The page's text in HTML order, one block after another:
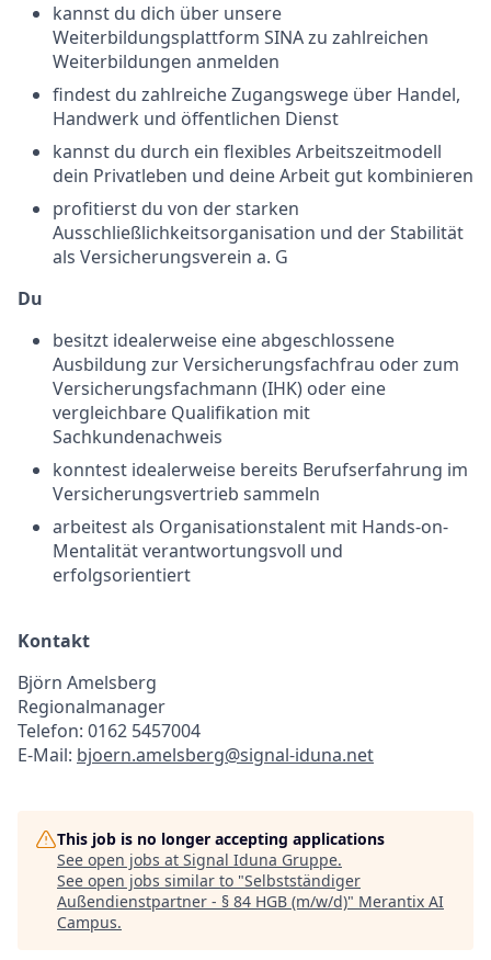
kannst du dich über unsere
Weiterbildungsplattform SINA zu zahlreichen
Weiterbildungen anmelden
findest du zahlreiche Zugangswege über Handel,
Handwerk und öffentlichen Dienst
kannst du durch ein flexibles Arbeitszeitmodell
dein Privatleben und deine Arbeit gut kombinieren
profitierst du von der starken
Ausschließlichkeitsorganisation und der Stabilität
als Versicherungsverein a. G
Du
besitzt idealerweise eine abgeschlossene
Ausbildung zur Versicherungsfachfrau oder zum
Versicherungsfachmann (IHK) oder eine
vergleichbare Qualifikation mit
Sachkundenachweis
konntest idealerweise bereits Berufserfahrung im
Versicherungsvertrieb sammeln
arbeitest als Organisationstalent mit Hands-on-
Mentalität verantwortungsvoll und
erfolgsorientiert
Kontakt
Björn Amelsberg
Regionalmanager
Telefon: 0162 5457004
E-Mail: bjoern.amelsberg@signal-iduna.net
This job is no longer accepting applications
See open jobs at Signal Iduna Gruppe.
See open jobs similar to "Selbstständiger
Außendienstpartner - § 84 HGB (m/w/d)" Merantix AI
Campus.